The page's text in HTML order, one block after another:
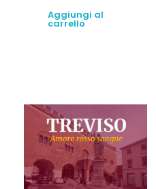
Aggiungi al
carrello